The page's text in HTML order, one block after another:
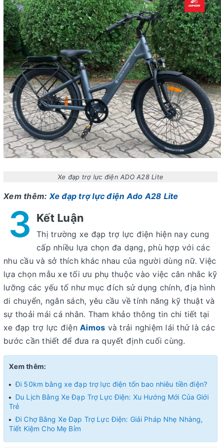
Xe đạp trợ lực điện ADO A28 Lite
Xem thêm: Xe đạp trợ lực điện Ado A28 Lite
3 Kết Luận
Thị trường xe đạp trợ lực điện hiện nay cung
cấp nhiều lựa chọn đa dạng, phù hợp với các
nhu cầu và sở thích khác nhau của người dùng nữ. Việc
lựa chọn mẫu xe tối ưu phụ thuộc vào việc cân nhắc kỹ
lưỡng các yếu tố như mục đích sử dụng chính, địa hình
di chuyển, ngân sách, yêu cầu về tính năng kỹ thuật và
sự thoải mái cá nhân. Tham khảo thông tin chi tiết tại
xe đạp trợ lực điện Aimos và trải nghiệm lái thử là các
bước cần thiết để đưa ra quyết định cuối cùng.
Xem thêm:
Đi 50km bằng xe đạp trợ lực điện tốn bao nhiêu tiền điện?
Du Lịch Bằng Xe Đạp Trợ Lực Điện: Xu Hướng Mới Của Giới
Trẻ
Đi Chợ Bằng Xe Đạp Trợ Lực Điện: Giải Pháp Nhẹ Nhàng,
Tiết Kiệm Cho Mẹ Bỉm